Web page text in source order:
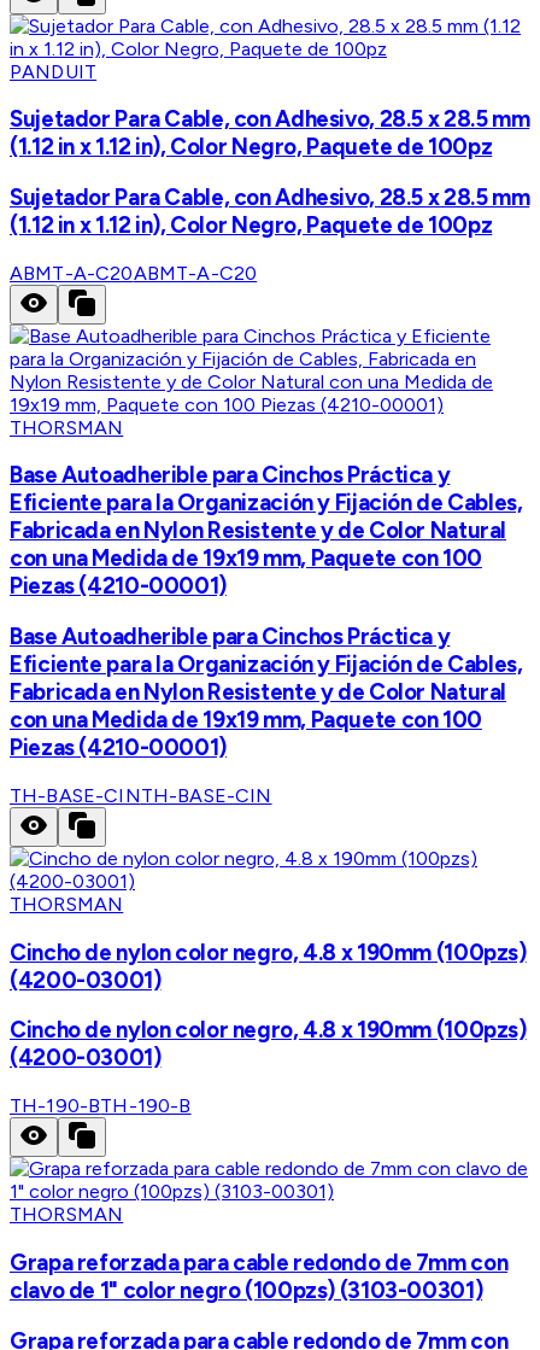
PANDUIT
Sujetador Para Cable, con Adhesivo, 28.5 x 28.5 mm
(1.12 in x 1.12 in), Color Negro, Paquete de 100pz
Sujetador Para Cable, con Adhesivo, 28.5 x 28.5 mm
(1.12 in x 1.12 in), Color Negro, Paquete de 100pz
ABMT-A-C20ABMT-A-C20
THORSMAN
Base Autoadherible para Cinchos Práctica y
Eficiente para la Organización y Fijación de Cables,
Fabricada en Nylon Resistente y de Color Natural
con una Medida de 19x19 mm, Paquete con 100
Piezas (4210-00001)
Base Autoadherible para Cinchos Práctica y
Eficiente para la Organización y Fijación de Cables,
Fabricada en Nylon Resistente y de Color Natural
con una Medida de 19x19 mm, Paquete con 100
Piezas (4210-00001)
TH-BASE-CINTH-BASE-CIN
THORSMAN
Cincho de nylon color negro, 4.8 x 190mm (100pzs)
(4200-03001)
Cincho de nylon color negro, 4.8 x 190mm (100pzs)
(4200-03001)
TH-190-BTH-190-B
THORSMAN
Grapa reforzada para cable redondo de 7mm con
clavo de 1" color negro (100pzs) (3103-00301)
Grapa reforzada para cable redondo de 7mm con